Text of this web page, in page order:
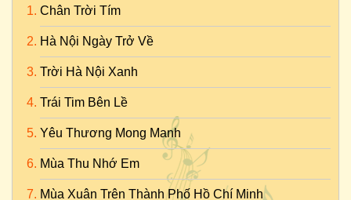
Chân Trời Tím
Hà Nội Ngày Trở Về
Trời Hà Nội Xanh
Trái Tim Bên Lề
Yêu Thương Mong Manh
Mùa Thu Nhớ Em
Mùa Xuân Trên Thành Phố Hồ Chí Minh